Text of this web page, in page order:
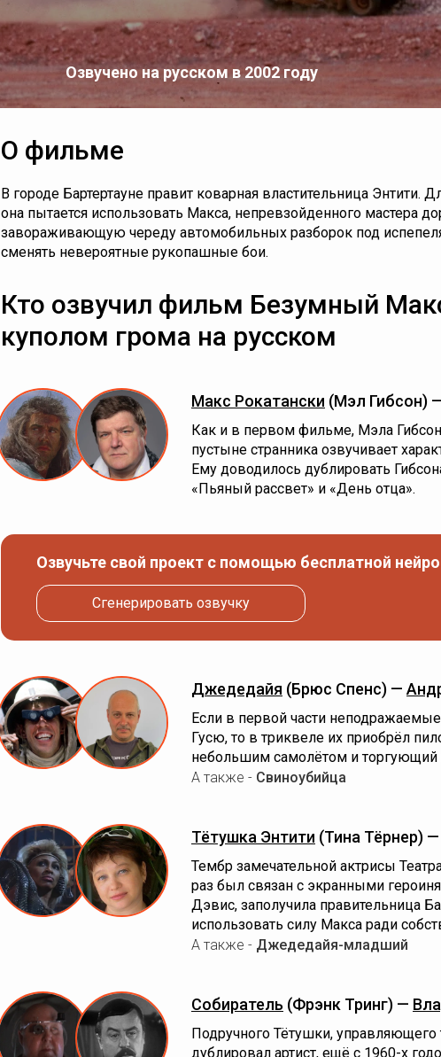
Озвучено на русском в 2002 году
О фильме
В городе Бартертауне правит коварная властительница Энтити.
она пытается использовать Макса, непревзойденного мастера
завораживающую череду автомобильных разборок под
сменять невероятные рукопашные бои.
Кто озвучил фильм Безумный
куполом грома на русском
Макс Рокатански (Мэл Гибсон)
Как и в первом фильме, Мэла
пустыне странника озвучивает
Ему доводилось дублировать
«Пьяный рассвет» и «День отца».
Озвучьте свой проект с помощью бесплатной
Сгенерировать озвучку
Джедедайя (Брюс Спенс) —
Если в первой части
Гусю, то в триквеле их приобрёл
небольшим самолётом и торгующий
А также - Свиноубийца
Тётушка Энтити (Тина Тёрнер) —
Тембр замечательной актрисы
раз был связан с экранными
Дэвис, заполучила правительница
использовать силу Макса ради
А также - Джедедайя-младший
Собиратель (Фрэнк Тринг) —
Подручного Тётушки,
дублировал артист, ещё с 1960-х